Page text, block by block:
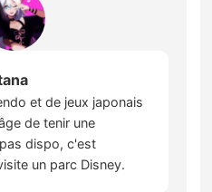
et de jeux japonais
de tenir une
dispo, c'est
un parc Disney.